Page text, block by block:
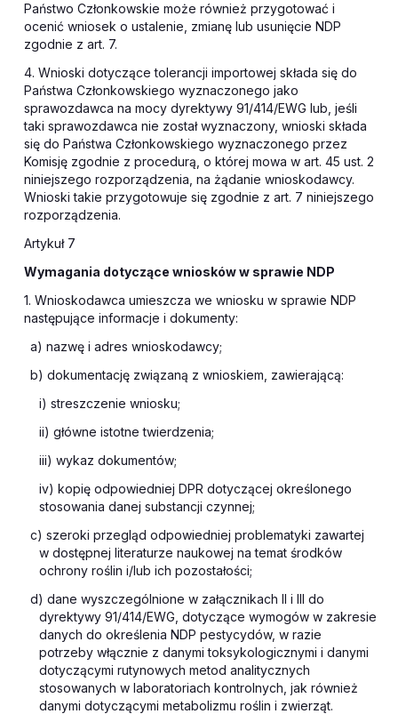
Państwo Członkowskie może również przygotować i
ocenić wniosek o ustalenie, zmianę lub usunięcie NDP
zgodnie z art. 7.
4. Wnioski dotyczące tolerancji importowej składa się do
Państwa Członkowskiego wyznaczonego jako
sprawozdawca na mocy dyrektywy 91/414/EWG lub, jeśli
taki sprawozdawca nie został wyznaczony, wnioski składa
się do Państwa Członkowskiego wyznaczonego przez
Komisję zgodnie z procedurą, o której mowa w art. 45 ust. 2
niniejszego rozporządzenia, na żądanie wnioskodawcy.
Wnioski takie przygotowuje się zgodnie z art. 7 niniejszego
rozporządzenia.
Artykuł 7
Wymagania dotyczące wniosków w sprawie NDP
1. Wnioskodawca umieszcza we wniosku w sprawie NDP
następujące informacje i dokumenty:
a) nazwę i adres wnioskodawcy;
b) dokumentację związaną z wnioskiem, zawierającą:
i) streszczenie wniosku;
ii) główne istotne twierdzenia;
iii) wykaz dokumentów;
iv) kopię odpowiedniej DPR dotyczącej określonego
stosowania danej substancji czynnej;
c) szeroki przegląd odpowiedniej problematyki zawartej
w dostępnej literaturze naukowej na temat środków
ochrony roślin i/lub ich pozostałości;
d) dane wyszczególnione w załącznikach II i III do
dyrektywy 91/414/EWG, dotyczące wymogów w zakresie
danych do określenia NDP pestycydów, w razie
potrzeby włącznie z danymi toksykologicznymi i danymi
dotyczącymi rutynowych metod analitycznych
stosowanych w laboratoriach kontrolnych, jak również
danymi dotyczącymi metabolizmu roślin i zwierząt.